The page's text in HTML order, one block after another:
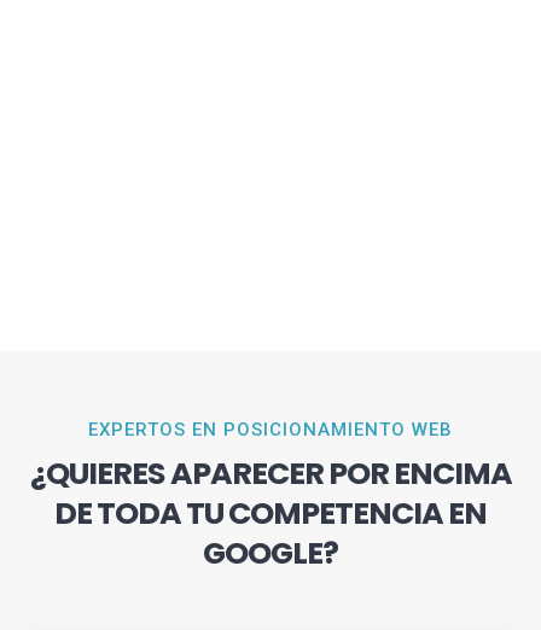
EXPERTOS EN POSICIONAMIENTO WEB
¿QUIERES APARECER POR ENCIMA
DE TODA TU COMPETENCIA EN
GOOGLE?